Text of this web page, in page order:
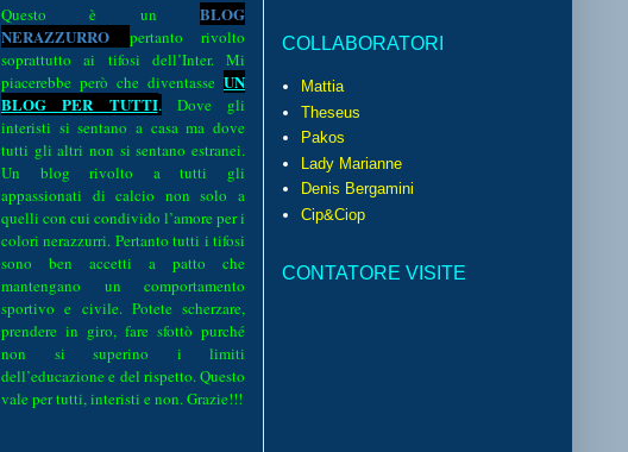
Questo è un BLOG
NERAZZURRO pertanto rivolto
soprattutto ai tifosi dell’Inter. Mi
piacerebbe però che diventasse UN
BLOG PER TUTTI.
Dove gli
interisti si sentano a casa ma dove
tutti gli altri non si sentano estranei.
Un blog rivolto a tutti gli
appassionati di calcio non solo a
quelli con cui condivido l’amore per i
colori nerazzurri. Pertanto tutti i tifosi
sono ben accetti a patto che
mantengano un comportamento
sportivo e civile. Potete scherzare,
prendere in giro, fare sfottò purché
non si superino i limiti
dell’educazione e del rispetto. Questo
vale per tutti, interisti e non. Grazie!!!
COLLABORATORI
Mattia
Theseus
Pakos
Lady Marianne
Denis Bergamini
Cip&Ciop
CONTATORE VISITE